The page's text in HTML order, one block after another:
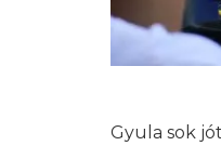
Gyula sok